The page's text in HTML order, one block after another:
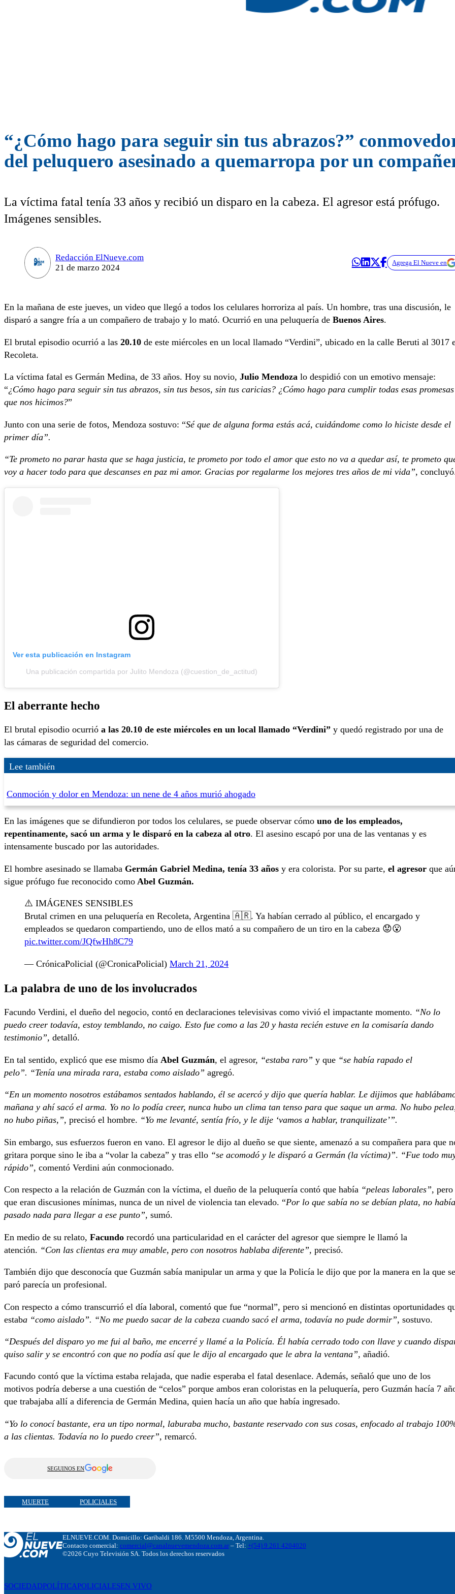
“¿Cómo hago para seguir sin tus abrazos?”
del peluquero asesinado a quemarropa por un
La víctima fatal tenía 33 años y recibió un disparo en la cabeza. El agresor está prófugo.
Imágenes sensibles.
Redacción ElNueve.com
21 de marzo 2024
Agrega El Nueve en
En la mañana de este jueves, un video que llegó a todos los celulares horroriza al país. Un hombre, tras una discusión, le
disparó a sangre fría a un compañero de trabajo y lo mató. Ocurrió en una peluquería de Buenos Aires.
El brutal episodio ocurrió a las 20.10 de este miércoles en un local llamado “Verdini”, ubicado en la calle Beruti al 3017
Recoleta.
La víctima fatal es Germán Medina, de 33 años. Hoy su novio, Julio Mendoza lo despidió con un emotivo mensaje:
“¿Cómo hago para seguir sin tus abrazos, sin tus besos, sin tus caricias? ¿Cómo hago para cumplir todas esas promesas
que nos hicimos?”
Junto con una serie de fotos, Mendoza sostuvo: “Sé que de alguna forma estás acá, cuidándome como lo hiciste desde el
primer día”.
“Te prometo no parar hasta que se haga justicia, te prometo por todo el amor que esto no va a quedar así, te prometo
voy a hacer todo para que descanses en paz mi amor. Gracias por regalarme los mejores tres años de mi vida”,
Ver esta publicación en Instagram
Una publicación compartida por Julito Mendoza (@cuestion_de_actitud)
El aberrante hecho
El brutal episodio ocurrió a las 20.10 de este miércoles en un local llamado “Verdini” y quedó registrado por una de
las cámaras de seguridad del comercio.
Lee también
Conmoción y dolor en Mendoza: un nene de 4 años murió ahogado
En las imágenes que se difundieron por todos los celulares, se puede observar cómo uno de los empleados,
repentinamente, sacó un arma y le disparó en la cabeza al otro. El asesino escapó por una de las ventanas y es
intensamente buscado por las autoridades.
El hombre asesinado se llamaba Germán Gabriel Medina, tenía 33 años y era colorista. Por su parte, el agresor que
sigue prófugo fue reconocido como Abel Guzmán.
⚠️ IMÁGENES SENSIBLES
Brutal crimen en una peluquería en Recoleta, Argentina 🇦🇷. Ya habían cerrado al público, el encargado y
empleados se quedaron compartiendo, uno de ellos mató a su compañero de un tiro en la cabeza 😟😮
pic.twitter.com/JQfwHh8C79
— CrónicaPolicial (@CronicaPolicial) March 21, 2024
La palabra de uno de los involucrados
Facundo Verdini, el dueño del negocio, contó en declaraciones televisivas como vivió el impactante momento. “No lo
puedo creer todavía, estoy temblando, no caigo. Esto fue como a las 20 y hasta recién estuve en la comisaría dando
testimonio”, detalló.
En tal sentido, explicó que ese mismo día Abel Guzmán, el agresor, “estaba raro” y que “se había rapado el
pelo”. “Tenía una mirada rara, estaba como aislado” agregó.
“En un momento nosotros estábamos sentados hablando, él se acercó y dijo que quería hablar. Le dijimos que
mañana y ahí sacó el arma. Yo no lo podía creer, nunca hubo un clima tan tenso para que saque un arma. No hubo
no hubo piñas,”, precisó el hombre. “Yo me levanté, sentía frío, y le dije ‘vamos a hablar, tranquilizate’”.
Sin embargo, sus esfuerzos fueron en vano. El agresor le dijo al dueño se que siente, amenazó a su compañera para que
gritara porque sino le iba a “volar la cabeza” y tras ello “se acomodó y le disparó a Germán (la víctima)”. “Fue todo
rápido”, comentó Verdini aún conmocionado.
Con respecto a la relación de Guzmán con la víctima, el dueño de la peluquería contó que había “peleas laborales”, pero
que eran discusiones mínimas, nunca de un nivel de violencia tan elevado. “Por lo que sabía no se debían plata, no había
pasado nada para llegar a ese punto”, sumó.
En medio de su relato, Facundo recordó una particularidad en el carácter del agresor que siempre le llamó la
atención. “Con las clientas era muy amable, pero con nosotros hablaba diferente”, precisó.
También dijo que desconocía que Guzmán sabía manipular un arma y que la Policía le dijo que por la manera en la que se
paró parecía un profesional.
Con respecto a cómo transcurrió el día laboral, comentó que fue “normal”, pero si mencionó en distintas oportunidades
estaba “como aislado”. “No me puedo sacar de la cabeza cuando sacó el arma, todavía no pude dormir”, sostuvo.
“Después del disparo yo me fui al baño, me encerré y llamé a la Policía. Él había cerrado todo con llave y cuando
quiso salir y se encontró con que no podía así que le dijo al encargado que le abra la ventana”, añadió.
Facundo contó que la víctima estaba relajada, que nadie esperaba el fatal desenlace. Además, señaló que uno de los
motivos podría deberse a una cuestión de “celos” porque ambos eran coloristas en la peluquería, pero Guzmán hacía 7
que trabajaba allí a diferencia de Germán Medina, quien hacía un año que había ingresado.
“Yo lo conocí bastante, era un tipo normal, laburaba mucho, bastante reservado con sus cosas, enfocado al trabajo
a las clientas. Todavía no lo puedo creer”, remarcó.
SEGUINOS EN
MUERTE POLICIALES
ELNUEVE.COM. Domicillo: Garibaldi 186. M5500 Mendoza, Argentina.
Contacto comercial: comercial@canalnuevemendoza.com.ar– Tel: +(54) 9 261 4204020
©2026 Cuyo Televisión SA. Todos los derechos reservados
SOCIEDADPOLÍTICAPOLICIALESEN VIVO